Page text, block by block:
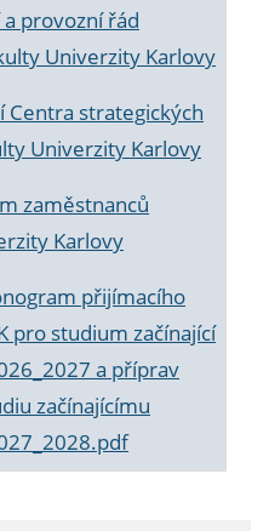
provozní řád
Univerzity Karlovy
Centra strategických
Univerzity Karlovy
zaměstnanců
Karlovy
přijímacího
pro studium začínající
a příprav
začínajícímu